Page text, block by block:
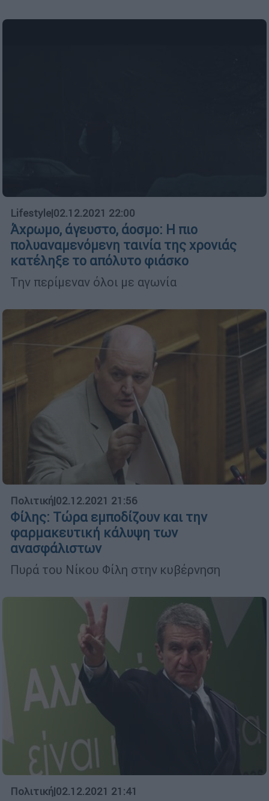
Lifestyle|02.12.2021 22:00
Άχρωμο, άγευστο, άοσμο: Η πιο
πολυαναμενόμενη ταινία της χρονιάς
κατέληξε το απόλυτο φιάσκο
Tην περίμεναν όλοι με αγωνία
Πολιτική|02.12.2021 21:56
Φίλης: Τώρα εμποδίζουν και την
φαρμακευτική κάλυψη των
ανασφάλιστων
Πυρά του Νίκου Φίλη στην κυβέρνηση
Πολιτική|02.12.2021 21:41